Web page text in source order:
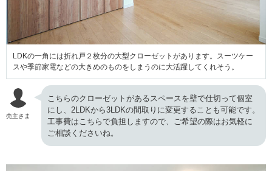
LDKの一角には折れ戸２枚分の大型クローゼットがあります。スーツケー
スや季節家電などの大きめのものをしまうのに大活躍してくれそう。
売主さま
こちらのクローゼットがあるスペースを壁で仕切って個室
にし、2LDKから3LDKの間取りに変更することも可能です。
工事費はこちらで負担しますので、ご希望の際はお気軽に
ご相談くださいね。